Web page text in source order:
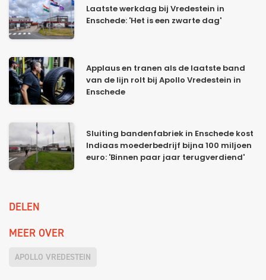
Laatste werkdag bij Vredestein in
Enschede: 'Het is een zwarte dag'
Applaus en tranen als de laatste band
van de lijn rolt bij Apollo Vredestein in
Enschede
Sluiting bandenfabriek in Enschede kost
Indiaas moederbedrijf bijna 100 miljoen
euro: 'Binnen paar jaar terugverdiend'
DELEN
MEER OVER
APOLLO VREDESTEIN